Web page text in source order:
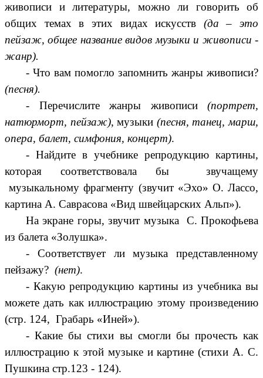
живописи и литературы, можно ли говорить об
общих темах в этих видах искусств (да – это
пейзаж, общее название видов музыки и живописи -
жанр).
- Что вам помогло запомнить жанры живописи?
(песня).
- Перечислите жанры живописи (портрет,
натюрморт, пейзаж), музыки (песня, танец, марш,
опера, балет, симфония, концерт).
- Найдите в учебнике репродукцию картины,
которая соответствовала бы звучащему
музыкальному фрагменту (звучит «Эхо» О. Лассо,
картина А. Саврасова «Вид швейцарских Альп»).
На экране горы, звучит музыка С. Прокофьева
из балета «Золушка».
- Соответствует ли музыка представленному
пейзажу? (нет).
- Какую репродукцию картины из учебника вы
можете дать как иллюстрацию этому произведению
(стр. 124, Грабарь «Иней»).
- Какие бы стихи вы смогли бы прочесть как
иллюстрацию к этой музыке и картине (стихи А. С.
Пушкина стр.123 - 124).